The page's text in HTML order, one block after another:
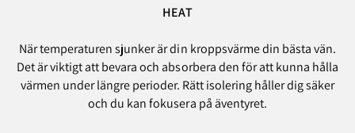
HEAT
När temperaturen sjunker är din kroppsvärme din bästa vän.
Det är viktigt att bevara och absorbera den för att kunna hålla
värmen under längre perioder. Rätt isolering håller dig säker
och du kan fokusera på äventyret.